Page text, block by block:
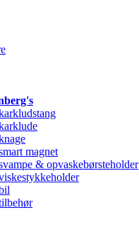
magnet
& opvaskebørsteholder